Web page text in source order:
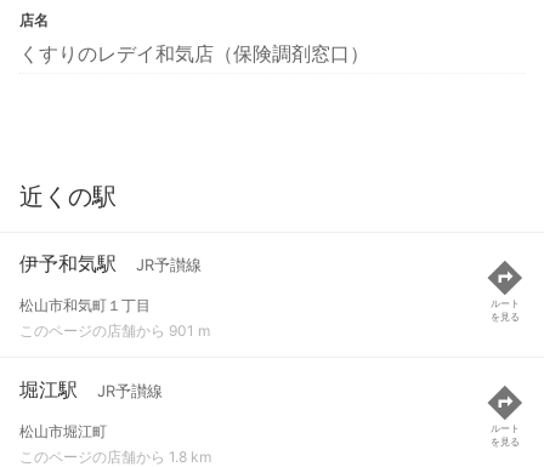
店名
くすりのレデイ和気店（保険調剤窓口）
近くの駅
伊予和気駅 JR予讃線
松山市和気町１丁目
このページの店舗から 901 m
ルート
を見る
堀江駅 JR予讃線
松山市堀江町
このページの店舗から 1.8 km
ルート
を見る